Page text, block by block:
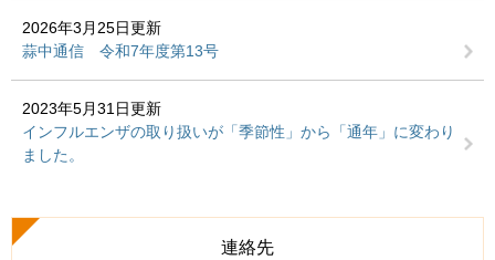
2026年3月25日更新
蒜中通信 令和7年度第13号
2023年5月31日更新
インフルエンザの取り扱いが「季節性」から「通年」に変わり
ました。
連絡先